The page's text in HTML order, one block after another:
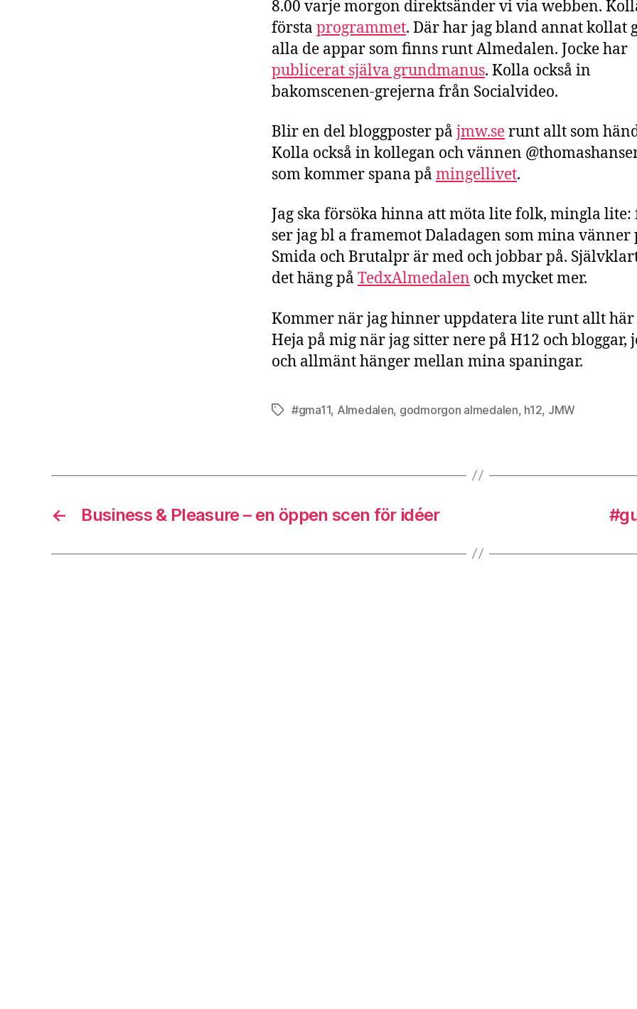
8.00 varje morgon direktsänder vi via webben.
första programmet. Där har jag bland annat kollat
alla de appar som finns runt Almedalen. Jocke har
publicerat själva grundmanus. Kolla också in
bakomscenen-grejerna från Socialvideo.
Blir en del bloggposter på jmw.serunt allt som
Kolla också in kollegan och vännen
som kommer spana på mingellivet.
Jag ska försöka hinna att möta lite folk, mingla lite:
ser jag bl a framemot Daladagen som mina vänner
Smida och Brutalpr är med och jobbar på.
det häng på TedxAlmedalen och mycket mer.
Kommer när jag hinner uppdatera lite runt allt här
Heja på mig när jag sitter nere på H12 och bloggar,
och allmänt hänger mellan mina spaningar.
Etiketter
#gma11, Almedalen, godmorgon almedalen, h12, JMW
← Business & Pleasure – en öppen scen för idéer